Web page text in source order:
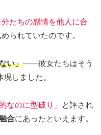
分たちの感情を他人に合
られていたのです。
い」――彼女たちはそう
しました。
なのに型破り」
と評され
合にあったといえます。